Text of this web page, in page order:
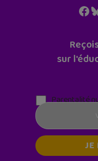
sur
Parentalité